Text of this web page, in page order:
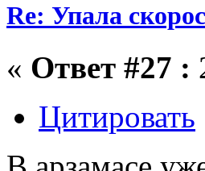
Re: Упала
« Ответ #27 :
Цитировать